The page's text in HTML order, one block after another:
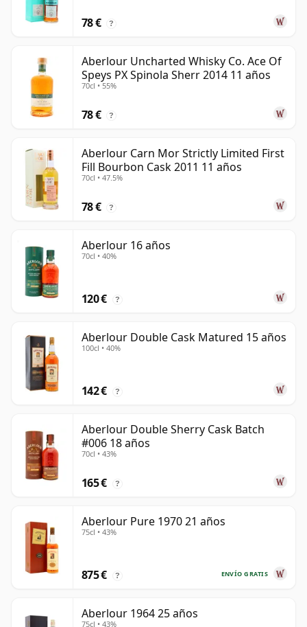
78 € ?
Aberlour Uncharted Whisky Co. Ace Of
Speys PX Spinola Sherr 2014 11 años
70cl • 55%
78 € ?
Aberlour Carn Mor Strictly Limited First
Fill Bourbon Cask 2011 11 años
70cl • 47.5%
78 € ?
Aberlour 16 años
70cl • 40%
120 € ?
Aberlour Double Cask Matured 15 años
100cl • 40%
142 € ?
Aberlour Double Sherry Cask Batch
#006 18 años
70cl • 43%
165 € ?
Aberlour Pure 1970 21 años
75cl • 43%
ENVÍO GRATIS
875 € ?
Aberlour 1964 25 años
75cl • 43%